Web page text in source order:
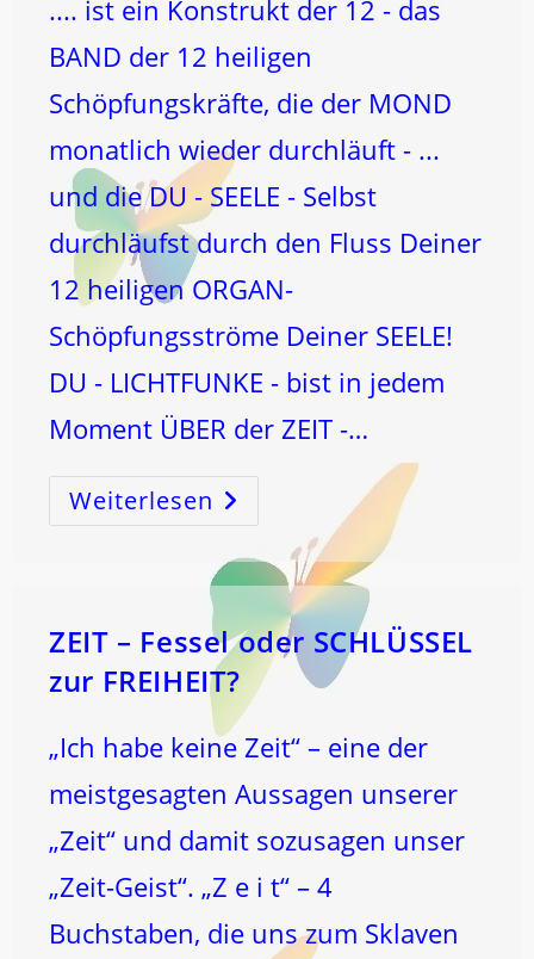
.... ist ein Konstrukt der 12 - das
BAND der 12 heiligen
Schöpfungskräfte, die der MOND
monatlich wieder durchläuft - ...
und die DU - SEELE - Selbst
durchläufst durch den Fluss Deiner
12 heiligen ORGAN-
Schöpfungsströme Deiner SEELE!
DU - LICHTFUNKE - bist in jedem
Moment ÜBER der ZEIT -…
Weiterlesen ZEIT
…
ZEIT – Fessel oder SCHLÜSSEL
zur FREIHEIT?
„Ich habe keine Zeit“ – eine der
meistgesagten Aussagen unserer
„Zeit“ und damit sozusagen unser
„Zeit-Geist“. „Z e i t“ – 4
Buchstaben, die uns zum Sklaven